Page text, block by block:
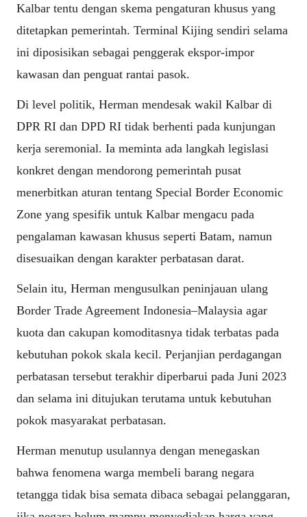
Kalbar tentu dengan skema pengaturan khusus yang
ditetapkan pemerintah. Terminal Kijing sendiri selama
ini diposisikan sebagai penggerak ekspor-impor
kawasan dan penguat rantai pasok.
Di level politik, Herman mendesak wakil Kalbar di
DPR RI dan DPD RI tidak berhenti pada kunjungan
kerja seremonial. Ia meminta ada langkah legislasi
konkret dengan mendorong pemerintah pusat
menerbitkan aturan tentang Special Border Economic
Zone yang spesifik untuk Kalbar mengacu pada
pengalaman kawasan khusus seperti Batam, namun
disesuaikan dengan karakter perbatasan darat.
Selain itu, Herman mengusulkan peninjauan ulang
Border Trade Agreement Indonesia–Malaysia agar
kuota dan cakupan komoditasnya tidak terbatas pada
kebutuhan pokok skala kecil. Perjanjian perdagangan
perbatasan tersebut terakhir diperbarui pada Juni 2023
dan selama ini ditujukan terutama untuk kebutuhan
pokok masyarakat perbatasan.
Herman menutup usulannya dengan menegaskan
bahwa fenomena warga membeli barang negara
tetangga tidak bisa semata dibaca sebagai pelanggaran,